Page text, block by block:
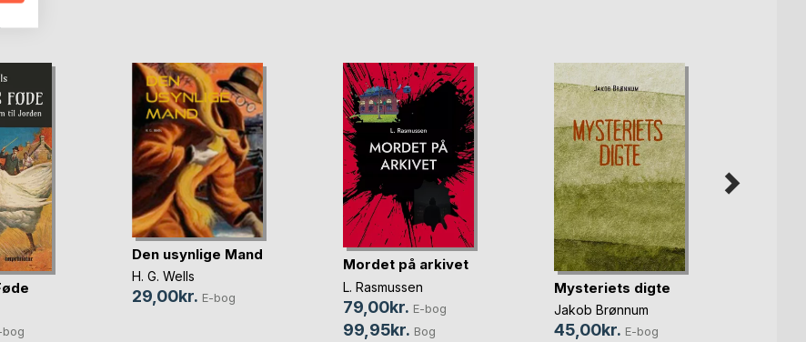
bog
Den usynlige Mand
H. G. Wells
29,00kr. E-bog
Mordet på arkivet
L. Rasmussen
79,00kr. E-bog
99,95kr. Bog
Mysteriets digte
Jakob Brønnum
45,00kr. E-bog